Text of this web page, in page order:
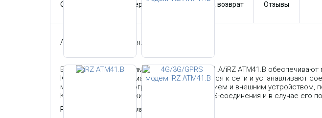
Описание Характеристики Гарантия, возврат Отзывы
Артикул производителя:
Беспроводные 4G-коммуникаторы iRZ ATM41.А/iRZ ATM41.B обеспечивают
Коммуникаторы автоматически подключаются к сети и устанавливают
между сторонним программным обеспечением и внешним устройством,
Коммуникатор отслеживает состояние GPRS-соединения и в случае его
Различия между моделями: